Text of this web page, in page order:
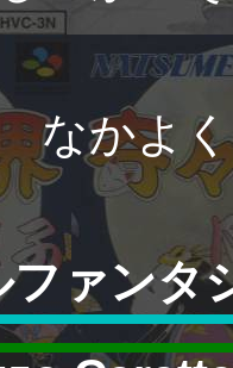
なかよ
ァンタ